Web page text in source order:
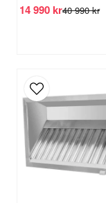
40 990 kr
14 990 kr